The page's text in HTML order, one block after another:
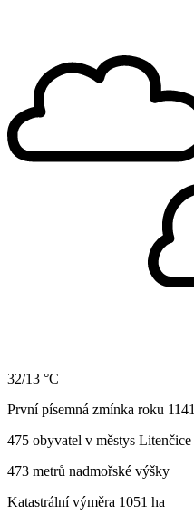
32/13 °C
První písemná zmínka roku 1141
475 obyvatel v městys Litenčice
473 metrů nadmořské výšky
Katastrální výměra 1051 ha